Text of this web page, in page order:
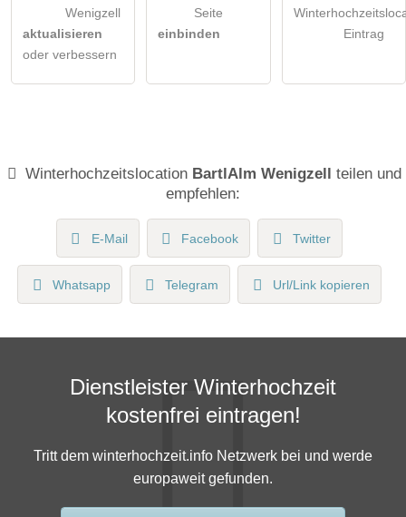
Wenigzell
aktualisieren
oder verbessern
Seite
einbinden
Eintrag
Winterhochzeitslocation BartlAlm Wenigzell teilen und
empfehlen:
E-Mail Facebook Twitter
Whatsapp Telegram Url/Link kopieren
Dienstleister Winterhochzeit
kostenfrei eintragen!
Tritt dem winterhochzeit.info Netzwerk bei und werde
europaweit gefunden.